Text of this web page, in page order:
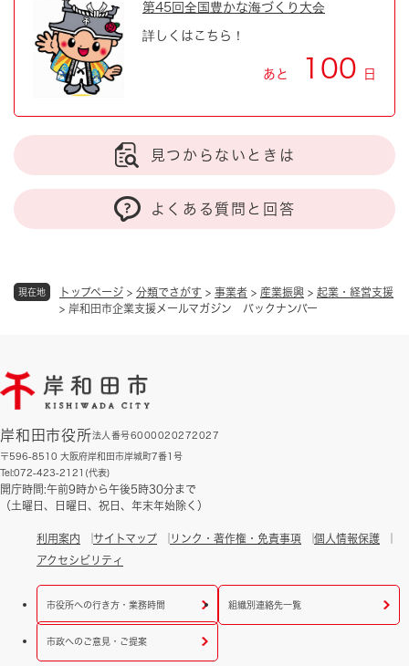
現在地 トップページ > 分類でさがす > 事業者 > 産業振興 > 起業・経営支援
> 岸和田市企業支援メールマガジン バックナンバー
第45回全国豊かな海づくり大会
詳しくはこちら！
あと 100 日
見つからないときは
よくある質問と回答
岸和田市役所法人番号6000020272027
〒596-8510 大阪府岸和田市岸城町7番1号
Tel:072-423-2121(代表)
開庁時間:午前9時から午後5時30分まで
（土曜日、日曜日、祝日、年末年始除く）
利用案内 サイトマップ リンク・著作権・免責事項
個人情報保護
アクセシビリティ
市役所への行き方・業務時間 組織別連絡先一覧
市政へのご意見・ご提案